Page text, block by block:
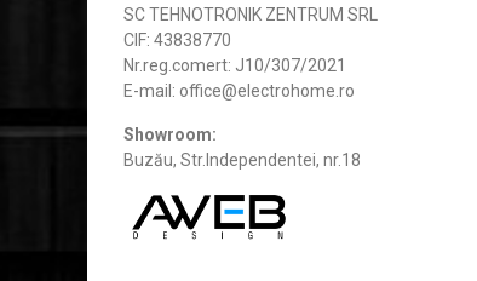
SC TEHNOTRONIK ZENTRUM SRL
CIF: 43838770
Nr.reg.comert: J10/307/2021
E-mail: office@electrohome.ro
Showroom:
Buzău, Str.Independentei, nr.18